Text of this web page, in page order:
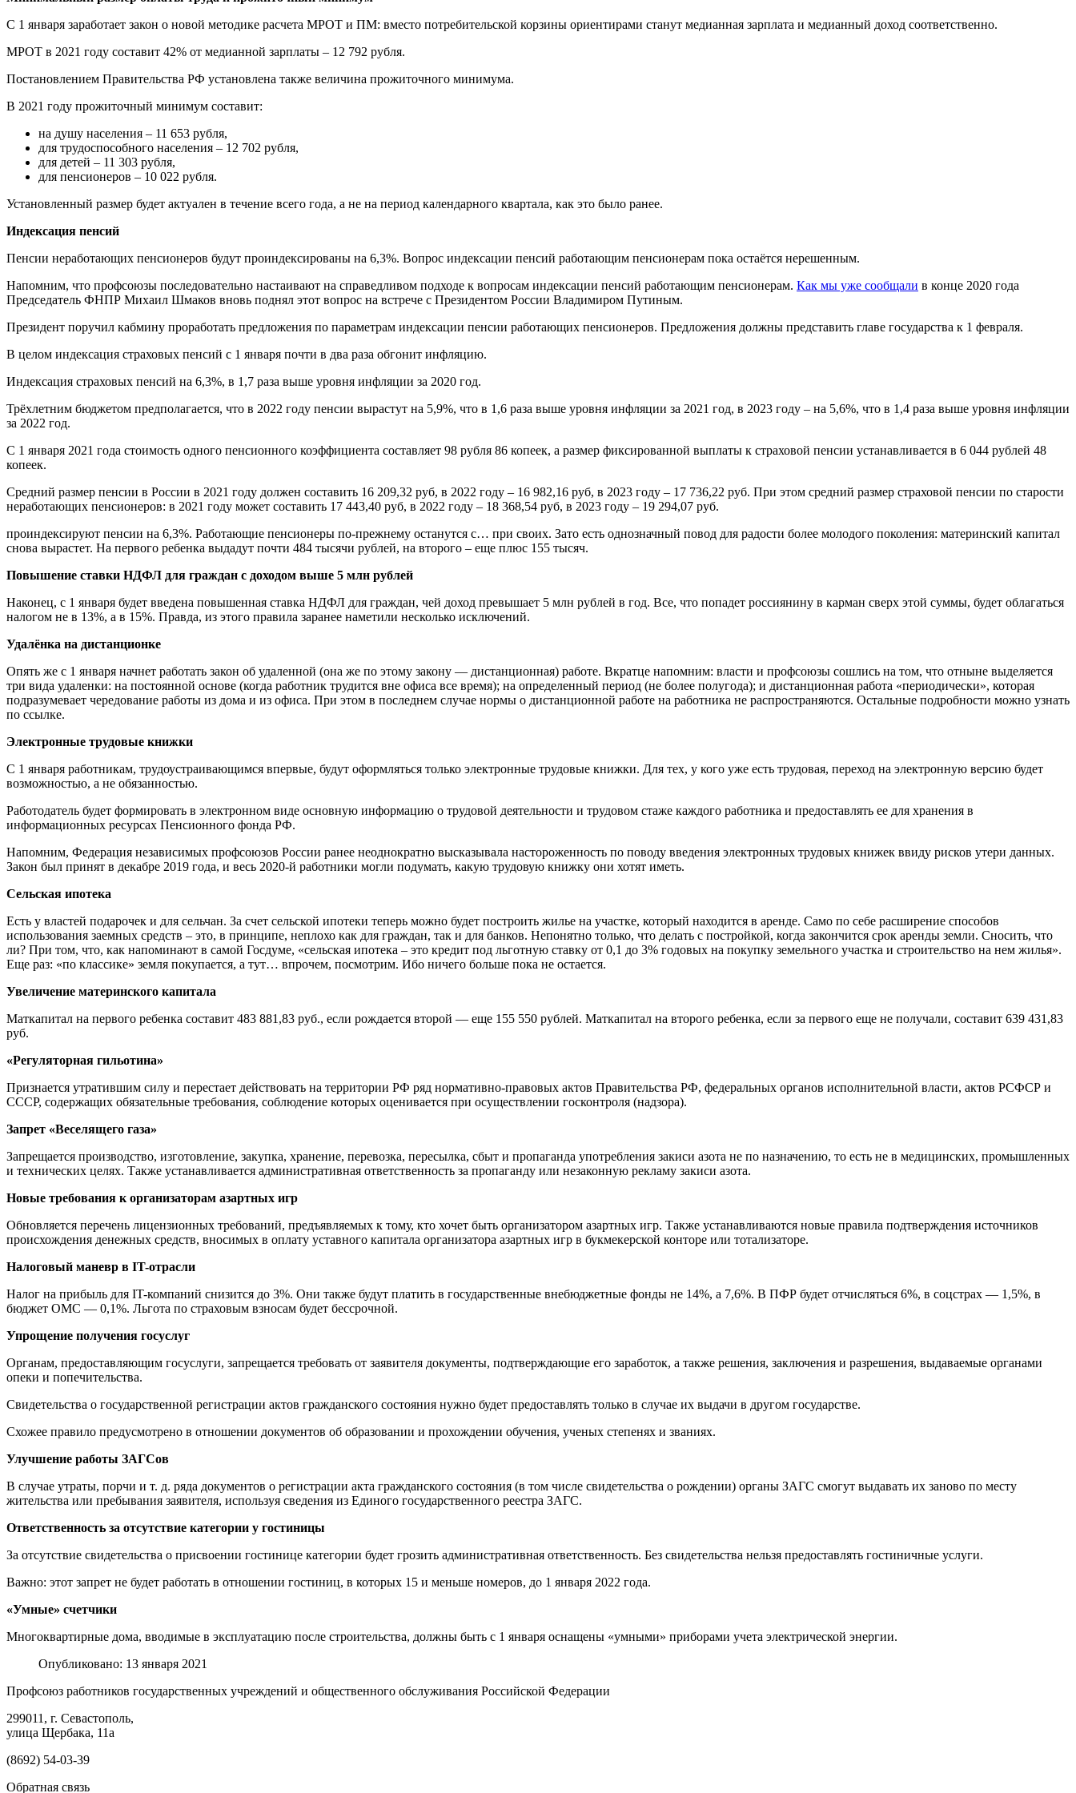
С 1 января заработает закон о новой методике расчета МРОТ и ПМ: вместо потребительской корзины ориентирами станут медианная зарплата и медианный доход соответственно.
МРОТ в 2021 году составит 42% от медианной зарплаты – 12 792 рубля.
Постановлением Правительства РФ установлена также величина прожиточного минимума.
В 2021 году прожиточный минимум составит:
на душу населения – 11 653 рубля,
для трудоспособного населения – 12 702 рубля,
для детей – 11 303 рубля,
для пенсионеров – 10 022 рубля.
Установленный размер будет актуален в течение всего года, а не на период календарного квартала, как это было ранее. ​
Индексация пенсий
Пенсии неработающих пенсионеров будут проиндексированы на 6,3%. Вопрос индексации пенсий работающим пенсионерам пока остаётся нерешенным.
Напомним, что профсоюзы последовательно настаивают на справедливом подходе к вопросам индексации пенсий работающим пенсионерам. Как мы уже сообщали в конце 2020 года
Председатель ФНПР Михаил Шмаков вновь поднял этот вопрос на встрече с Президентом России Владимиром Путиным.
Президент поручил кабмину проработать предложения по параметрам индексации пенсии работающих пенсионеров. Предложения должны представить главе государства к 1 февраля.
В целом индексация страховых пенсий с 1 января почти в два раза обгонит инфляцию.
Индексация страховых пенсий на 6,3%, в 1,7 раза выше уровня инфляции за 2020 год.
Трёхлетним бюджетом предполагается, что в 2022 году пенсии вырастут на 5,9%, что в 1,6 раза выше уровня инфляции за 2021 год, в 2023 году – на 5,6%, что в 1,4 раза выше уровня инфляции
за 2022 год.
С 1 января 2021 года стоимость одного пенсионного коэффициента составляет 98 рубля 86 копеек, а размер фиксированной выплаты к страховой пенсии устанавливается в 6 044 рублей 48
копеек.
Средний размер пенсии в России в 2021 году должен составить 16 209,32 руб, в 2022 году – 16 982,16 руб, в 2023 году – 17 736,22 руб. При этом средний размер страховой пенсии по старости
неработающих пенсионеров: в 2021 году может составить 17 443,40 руб, в 2022 году – 18 368,54 руб, в 2023 году – 19 294,07 руб.
проиндексируют пенсии на 6,3%. Работающие пенсионеры по-прежнему останутся с… при своих. Зато есть однозначный повод для радости более молодого поколения: материнский капитал
снова вырастет. На первого ребенка выдадут почти 484 тысячи рублей, на второго – еще плюс 155 тысяч.
Повышение ставки НДФЛ для граждан с доходом выше 5 млн рублей
Наконец, с 1 января будет введена повышенная ставка НДФЛ для граждан, чей доход превышает 5 млн рублей в год. Все, что попадет россиянину в карман сверх этой суммы, будет облагаться
налогом не в 13%, а в 15%. Правда, из этого правила заранее наметили несколько исключений.
Удалёнка на дистанционке
Опять же с 1 января начнет работать закон об удаленной (она же по этому закону — дистанционная) работе. Вкратце напомним: власти и профсоюзы сошлись на том, что отныне выделяется
три вида удаленки: на постоянной основе (когда работник трудится вне офиса все время); на определенный период (не более полугода); и дистанционная работа «периодически», которая
подразумевает чередование работы из дома и из офиса. При этом в последнем случае нормы о дистанционной работе на работника не распространяются. Остальные подробности можно узнать
по ссылке.
Электронные трудовые книжки
С 1 января работникам, трудоустраивающимся впервые, будут оформляться только электронные трудовые книжки. Для тех, у кого уже есть трудовая, переход на электронную версию будет
возможностью, а не обязанностью.
Работодатель будет формировать в электронном виде основную информацию о трудовой деятельности и трудовом стаже каждого работника и предоставлять ее для хранения в
информационных ресурсах Пенсионного фонда РФ.
Напомним, Федерация независимых профсоюзов России ранее неоднократно высказывала настороженность по поводу введения электронных трудовых книжек ввиду рисков утери данных.
Закон был принят в декабре 2019 года, и весь 2020-й работники могли подумать, какую трудовую книжку они хотят иметь.
Сельская ипотека
Есть у властей подарочек и для сельчан. За счет сельской ипотеки теперь можно будет построить жилье на участке, который находится в аренде. Само по себе расширение способов
использования заемных средств – это, в принципе, неплохо как для граждан, так и для банков. Непонятно только, что делать с постройкой, когда закончится срок аренды земли. Сносить, что
ли? При том, что, как напоминают в самой Госдуме, «сельская ипотека – это кредит под льготную ставку от 0,1 до 3% годовых на покупку земельного участка и строительство на нем жилья».
Еще раз: «по классике» земля покупается, а тут… впрочем, посмотрим. Ибо ничего больше пока не остается.
Увеличение материнского капитала
Маткапитал на первого ребенка составит 483 881,83 руб., если рождается второй — еще 155 550 рублей. Маткапитал на второго ребенка, если за первого еще не получали, составит 639 431,83
руб.
«Регуляторная гильотина»
Признается утратившим силу и перестает действовать на территории РФ ряд нормативно-правовых актов Правительства РФ, федеральных органов исполнительной власти, актов РСФСР и
СССР, содержащих обязательные требования, соблюдение которых оценивается при осуществлении госконтроля (надзора).
Запрет «Веселящего газа»
Запрещается производство, изготовление, закупка, хранение, перевозка, пересылка, сбыт и пропаганда употребления закиси азота не по назначению, то есть не в медицинских, промышленных
и технических целях. Также устанавливается административная ответственность за пропаганду или незаконную рекламу закиси азота.
Новые требования к организаторам азартных игр
Обновляется перечень лицензионных требований, предъявляемых к тому, кто хочет быть организатором азартных игр. Также устанавливаются новые правила подтверждения источников
происхождения денежных средств, вносимых в оплату уставного капитала организатора азартных игр в букмекерской конторе или тотализаторе.
Налоговый маневр в IT-отрасли
Налог на прибыль для IT-компаний снизится до 3%. Они также будут платить в государственные внебюджетные фонды не 14%, а 7,6%. В ПФР будет отчисляться 6%, в соцстрах — 1,5%, в
бюджет ОМС — 0,1%. Льгота по страховым взносам будет бессрочной.
Упрощение получения госуслуг
Органам, предоставляющим госуслуги, запрещается требовать от заявителя документы, подтверждающие его заработок, а также решения, заключения и разрешения, выдаваемые органами
опеки и попечительства.
Свидетельства о государственной регистрации актов гражданского состояния нужно будет предоставлять только в случае их выдачи в другом государстве.
Схожее правило предусмотрено в отношении документов об образовании и прохождении обучения, ученых степенях и званиях.
Улучшение работы ЗАГСов
В случае утраты, порчи и т. д. ряда документов о регистрации акта гражданского состояния (в том числе свидетельства о рождении) органы ЗАГС смогут выдавать их заново по месту
жительства или пребывания заявителя, используя сведения из Единого государственного реестра ЗАГС.
Ответственность за отсутствие категории у гостиницы
За отсутствие свидетельства о присвоении гостинице категории будет грозить административная ответственность. Без свидетельства нельзя предоставлять гостиничные услуги.
Важно: этот запрет не будет работать в отношении гостиниц, в которых 15 и меньше номеров, до 1 января 2022 года.
«Умные» счетчики
Многоквартирные дома, вводимые в эксплуатацию после строительства, должны быть с 1 января оснащены «умными» приборами учета электрической энергии.
Опубликовано: 13 января 2021
Профсоюз работников государственных учреждений и общественного обслуживания Российской Федерации
299011, г. Севастополь,
улица Щербака, 11а
(8692) 54-03-39
Обратная связь